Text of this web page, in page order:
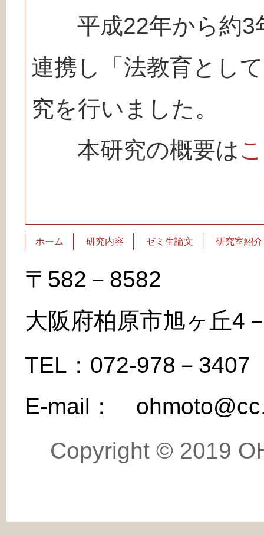
平成22年から約3
連携し「法教育とし
究を行いました。
本研究の概要は
ホーム 研究内容 ゼミ生論文 研究室紹介
〒582－8582
大阪府柏原市旭ヶ丘4
TEL：072‐978－
E-mail：
Copyright © 2019